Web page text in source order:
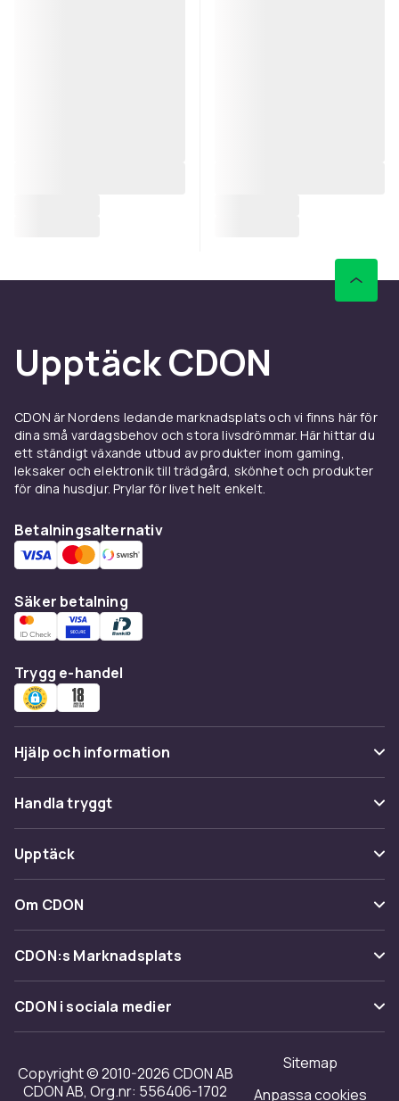
Upptäck CDON
CDON är Nordens ledande marknadsplats och vi finns här för
dina små vardagsbehov och stora livsdrömmar. Här hittar du
ett ständigt växande utbud av produkter inom gaming,
leksaker och elektronik till trädgård, skönhet och produkter
för dina husdjur. Prylar för livet helt enkelt.
Betalningsalternativ
Säker betalning
Trygg e-handel
Hjälp och information
Vanliga frågor
Spåra paket
Ångra & Returnera här
Kundservice
Handla tryggt
Betalning
Leverans
Återkallelser
Upptäck
Kategorier
Varumärken
Shopit.se
Om CDON
Om oss
Kundrecensioner
Tillgänglighet
CDON:s Marknadsplats
Sälj på CDON
Bli affiliate
Regler & kvalitet
CDON i sociala medier
Copyright © 2010-2026 CDON AB
CDON AB, Org.nr: 556406-1702
Sitemap
Anpassa cookies